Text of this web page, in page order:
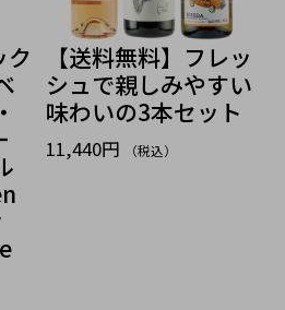
ク
【送料無料】フレッ
シュで親しみやすい
味わいの3本セット
11,440円 （税込）